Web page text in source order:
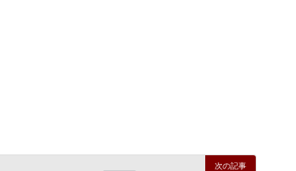
次の記事